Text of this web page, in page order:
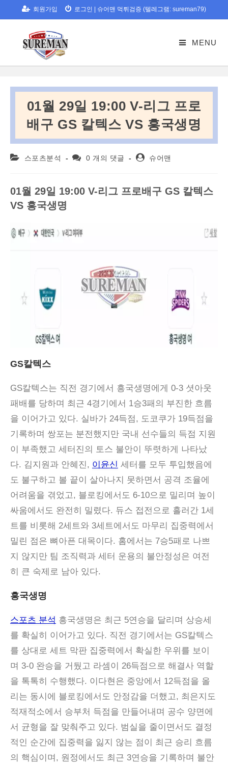
to
회원가입 로그인 슈어맨 먹튀검증 (텔레그램: sureman79)
MENU
01월 29일 19:00 V-리그 프로
배구 GS 칼텍스 VS 흥국생명
Post 스포츠분석
Post0 개의 댓글
Post슈어맨
01월 29일 19:00 V-리그 프로배구 GS 칼텍스
VS 흥국생명
GS칼텍스
GS칼텍스는 직전 경기에서 흥국생명에게 0-3 셧아웃
패배를 당하며 최근 4경기에서 1승3패의 부진한 흐름
을 이어가고 있다. 실바가 24득점, 도코쿠가 19득점을
기록하며 쌍포는 분전했지만 국내 선수들의 득점 지원
이 부족했고 세터진의 토스 불안이 뚜렷하게 나타났
다. 김지원과 안혜진, 이윤신 세터를 모두 투입했음에
도 불구하고 볼 끝이 살아나지 못하면서 공격 조율에
어려움을 겪었고, 블로킹에서도 6-10으로 밀리며 높이
싸움에서도 완전히 밀렸다. 듀스 접전으로 흘러간 1세
트를 비롯해 2세트와 3세트에서도 마무리 집중력에서
밀린 점은 뼈아픈 대목이다. 홈에서는 7승5패로 나쁘
지 않지만 팀 조직력과 세터 운용의 불안정성은 여전
히 큰 숙제로 남아 있다.
흥국생명
스포츠 분석 흥국생명은 최근 5연승을 달리며 상승세
를 확실히 이어가고 있다. 직전 경기에서는 GS칼텍스
를 상대로 세트 막판 집중력에서 확실한 우위를 보이
며 3-0 완승을 거뒀고 라셈이 26득점으로 해결사 역할
을 톡톡히 수행했다. 이다현은 중앙에서 12득점을 올
리는 동시에 블로킹에서도 안정감을 더했고, 최은지도
적재적소에서 승부처 득점을 만들어내며 공수 양면에
서 균형을 잘 맞춰주고 있다. 범실을 줄이면서도 결정
적인 순간에 집중력을 잃지 않는 점이 최근 승리 흐름
의 핵심이며, 원정에서도 최근 3연승을 기록하며 불안